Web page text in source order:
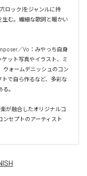
(ロック)をジャンルに持
生む。繊細な歌詞と暖かい
／Vo：みやっち自身
ット写真やイラスト、ミ
ウォームデニッシュのコン
で自ら作るなど、多彩な
。
が融合したオリジナルコ
ンセプトのアーティスト